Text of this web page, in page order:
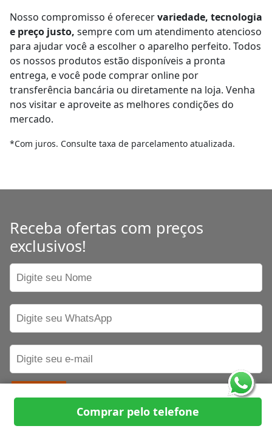
Comprar pelo telefone
Nosso compromisso é oferecervariedade, tecnologia
e preço justo, sempre com um atendimento atencioso
para ajudar você a escolher o aparelho perfeito. Todos
os nossos produtos estão disponíveis a pronta
entrega, e você pode comprar online por
transferência bancária ou diretamente na loja. Venha
nos visitar e aproveite as melhores condições do
mercado.
*Com juros. Consulte taxa de parcelamento atualizada.
Receba ofertas com preços
exclusivos!
Enviar